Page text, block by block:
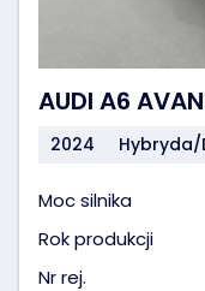
AUDI A6
2024 Hybryda/
Moc silnika
Rok produkcji
Nr rej.